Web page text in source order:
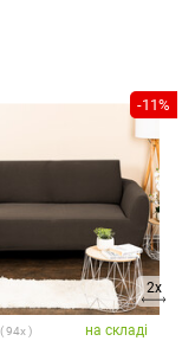
-11%
2x
94x на складі